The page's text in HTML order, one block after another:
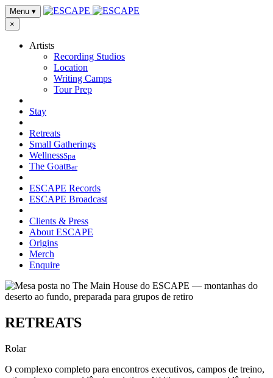
Menu ▾
×
Artists
Recording Studios
Location
Writing Camps
Tour Prep
Stay
Retreats
Small Gatherings
WellnessSpa
The GoatBar
ESCAPE Records
ESCAPE Broadcast
Clients & Press
About ESCAPE
Origins
Merch
Enquire
RETREATS
Rolar
O complexo completo para encontros executivos, campos de treino,